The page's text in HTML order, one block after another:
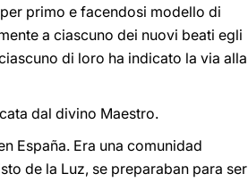
primo e facendosi modello di
a ciascuno dei nuovi beati egli
di loro ha indicato la via alla
dal divino Maestro.
España. Era una comunidad
de la Luz, se preparaban para ser